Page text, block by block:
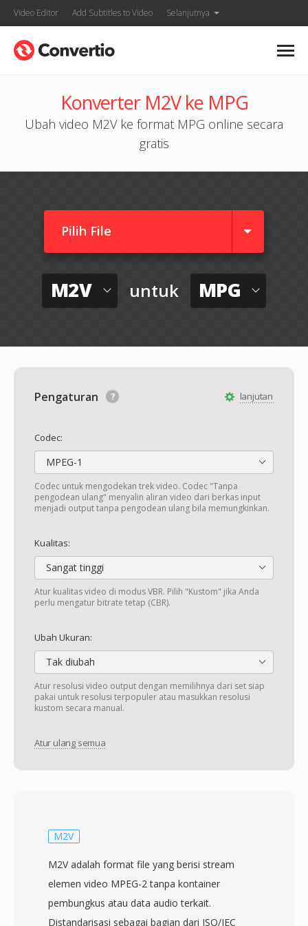
Video Editor Add Subtitles to Video Selanjutnya
Konverter M2V ke MPG
Ubah video M2V ke format MPG online secara
gratis
Pilih File
M2V untuk MPG
lanjutan
Pengaturan
Codec:
MPEG-1
Codec untuk mengodekan trek video. Codec "Tanpa
pengodean ulang" menyalin aliran video dari berkas input
menjadi output tanpa pengodean ulang bila memungkinkan.
Kualitas:
Sangat tinggi
Atur kualitas video di modus VBR. Pilih "Kustom" jika Anda
perlu mengatur bitrate tetap (CBR).
Ubah Ukuran:
Tak diubah
Atur resolusi video output dengan memilihnya dari set siap
pakai untuk resolusi terpopuler atau masukkan resolusi
kustom secara manual.
Atur ulang semua
M2V
M2V adalah format file yang berisi stream
elemen video MPEG-2 tanpa kontainer
pembungkus atau data audio terkait.
Distandarisasi sebagai bagian dari ISO/IEC